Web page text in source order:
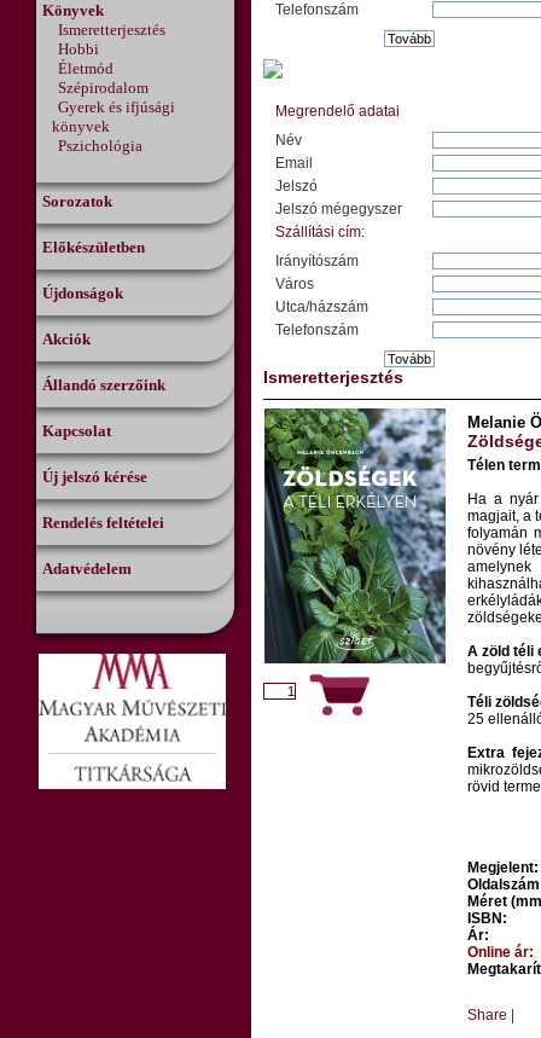
Könyvek
Ismeretterjesztés
Hobbi
Életmód
Szépirodalom
Gyerek és ifjúsági
könyvek
Pszichológia
Sorozatok
Előkészületben
Újdonságok
Akciók
Állandó szerzőink
Kapcsolat
Új jelszó kérése
Rendelés feltételei
Adatvédelem
Telefonszám
Megrendelő adatai
Név
Email
Jelszó
Jelszó mégegyszer
Szállítási cím:
Irányítószám
Város
Utca/házszám
Telefonszám
Ismeretterjesztés
Melanie
Télen
Ha a
magjait, a
folyamán
növény
A zöld téli
Téli
25
Extra
rövid
Megjelent:
Méret
ISBN:
Ár:
Online ár:
Share